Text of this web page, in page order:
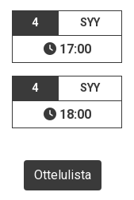
4 SYY
17:00
4 SYY
18:00
Ottelulista